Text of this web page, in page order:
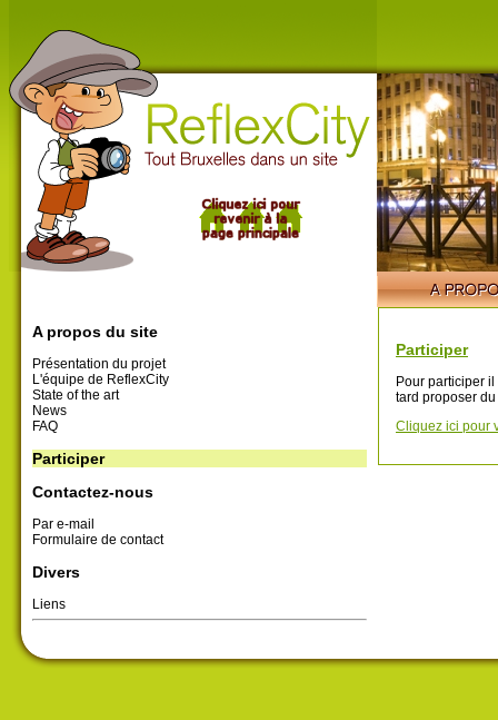
A propos du site
Présentation du projet
L'équipe de ReflexCity
State of the art
News
FAQ
Participer
Contactez-nous
Par e-mail
Formulaire de contact
Divers
Liens
Participer
Pour participer
tard proposer
Cliquez ici pour